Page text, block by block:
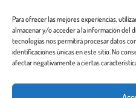
Para ofrecer las mejores experiencias,
almacenar y/o acceder a la información del
tecnologías nos permitirá procesar datos
identificaciones únicas en este sitio. No
afectar negativamente a ciertas
Los piojos y su historia
Prevención y